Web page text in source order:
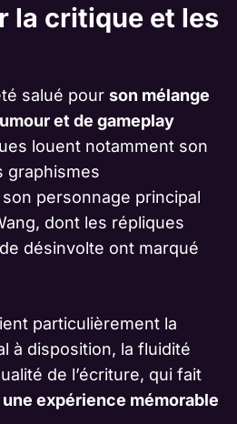
la critique et les
salué pour son mélange
et de gameplay
louent notamment son
graphismes
personnage principal
dont les répliques
désinvolte ont marqué
particulièrement la
à disposition, la fluidité
de l’écriture, qui fait
une expérience mémorable